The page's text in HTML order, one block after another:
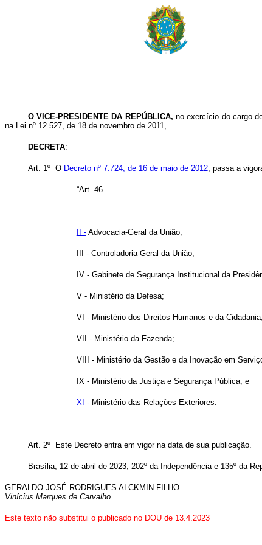
O VICE-PRESIDENTE DA REPÚBLICA,no exercício do cargo
na Lei nº 12.527, de 18 de novembro de 2011,
DECRETA:
Art. 1º O Decreto nº 7.724, de 16 de maio de 2012, passa a
“Art. 46.
II -Advocacia-Geral da União;
III - Controladoria-Geral da União;
IV - Gabinete de Segurança Institucional da
V - Ministério da Defesa;
VI - Ministério dos Direitos Humanos e da Cidadania;
VII - Ministério da Fazenda;
VIII - Ministério da Gestão e da Inovação em
IX - Ministério da Justiça e Segurança Pública; e
XI -Ministério das Relações Exteriores.
Art. 2º Este Decreto entra em vigor na data de sua publicação.
Brasília, 12 de abril de 2023; 202º da Independência e 135º da
GERALDO JOSÉ RODRIGUES ALCKMIN FILHO
Vinícius Marques de Carvalho
Este texto não substitui o publicado no DOU de 13.4.2023